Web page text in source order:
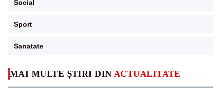
MAI MULTE ȘTIRI DIN ACTUALITATE
Social
Sport
Sanatate